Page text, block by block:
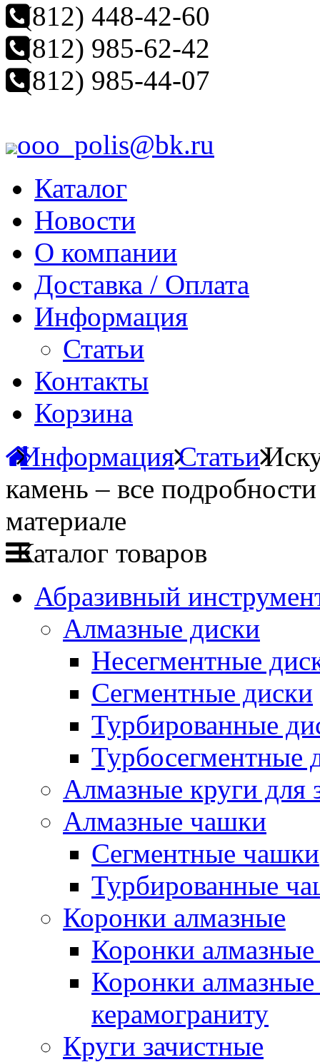
(812) 448-42-60
(812) 985-62-42
(812) 985-44-07
ooo_polis@bk.ru
Каталог
Новости
О компании
Доставка / Оплата
Информация
Статьи
Контакты
Корзина
ИнформацияСтатьи
камень – все
материале
Каталог товаров
Абразивный
Алмазные диски
Несегментные
Сегментные диски
Турбированные
Турбосегментные
Алмазные круги для
Алмазные чашки
Сегментные чашки
Турбированные
Коронки алмазные
Коронки
Коронки
керамограниту
Круги зачистные